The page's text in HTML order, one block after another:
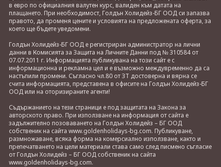
в евро по официалния валутен курс, валиден към датата на
плащането. При необходимост, Голдън Холидейз-БГ ООД си запазва
правото, да променя цените и условията на предложената оферта, за
което ще бъдете уведомени.
Голдън Холидейз-БГ ООД е регистриран администратор на лични
данни в Комисията за Защита на Личните Данни под № 310584 от
07.07.2011 г. Информацията публикувана на този сайт е с
информационна и рекламна цел и е възможно междувременно да са
настъпили промени. Съгласно чл.80 от ЗТ достоверна и вярна се
счита информацията, представена в офисите на Голдън Холидейз-БГ
ООД или на оторизираните агенти!
Съдържанието на тези страници е под защитата на Закона за
авторското право. При използване на информация от сайта е
задължително позоваването на Голдън Холидейз – БГ ООД
собственик на сайта www.goldenholidays-bg.com. Публикуване,
размножаване, всяка форма на комерсиално използване, както и
препечатването на цели материали става само след писмено съгласие
от Голдън Холидейз – БГ ООД собственик на сайта
www.goldenholidays-bg.com.